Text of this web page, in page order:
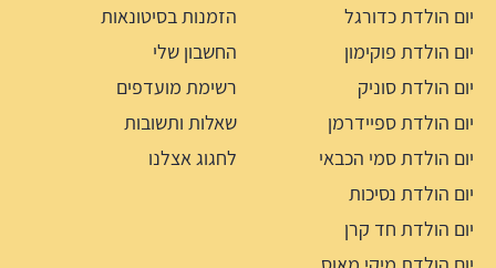
יום הולדת כדורגל
יום הולדת פוקימון
יום הולדת סוניק
יום הולדת ספיידרמן
יום הולדת סמי הכבאי
יום הולדת נסיכות
יום הולדת חד קרן
הזמנות בסיטונאות
החשבון שלי
רשימת מועדפים
שאלות ותשובות
לחגוג אצלנו